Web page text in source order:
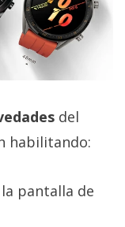
del
habilitando:
pantalla de